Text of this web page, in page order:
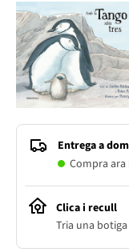
Entrega a
Compra
Clica i recull
Tria una